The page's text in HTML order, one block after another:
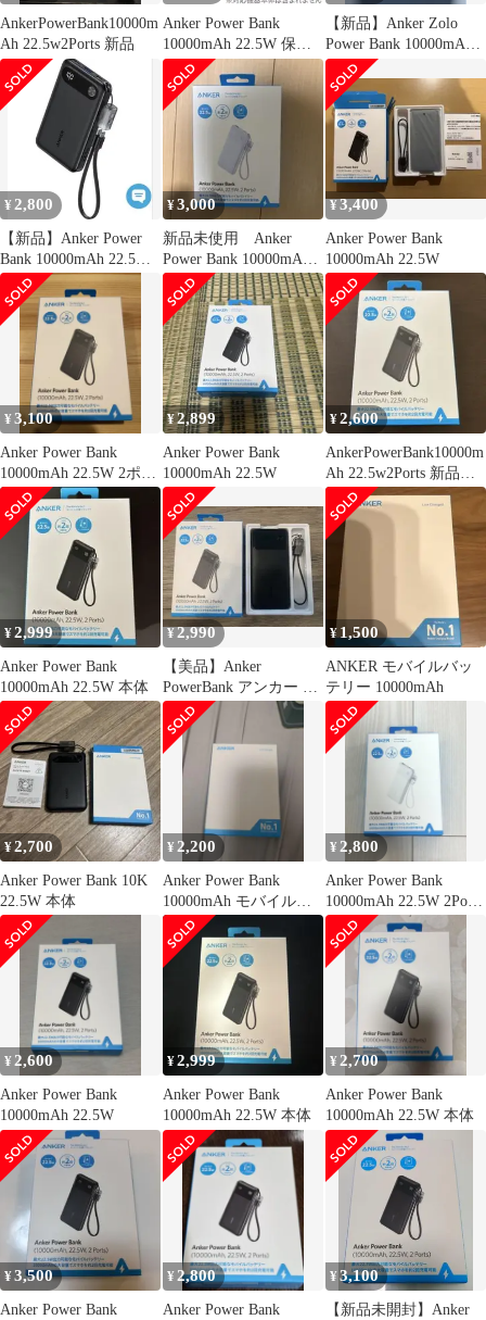
AnkerPowerBank10000m
Ah 22.5w2Ports 新品
Anker Power Bank
10000mAh 22.5W 保護
フィルム OverLay
FLEX 高光沢 for アン
カー パワー バンク 液
晶保護 曲面対応 衝撃吸
【新品】Anker Zolo
Power Bank 10000mAh
22.5W
¥ 2,800
【新品】Anker Power
Bank 10000mAh 22.5W
黒
¥3,000
新品未使用 Anker
Power Bank 10000mAh
22.5W
¥3,400
Anker Power Bank
10000mAh 22.5W
¥3,100
Anker Power Bank
10000mAh 22.5W 2ポー
ト
¥2,899
Anker Power Bank
10000mAh 22.5W
¥2,600
AnkerPowerBank10000m
Ah 22.5w2Ports 新品未
開封
¥2,999
Anker Power Bank
10000mAh 22.5W 本体
¥2,990
【美品】Anker
PowerBank アンカー パ
ワーバンク10000mAh
¥ 1,500
ANKER モバイルバッ
テリー 10000mAh
¥2,700
Anker Power Bank 10K
22.5W 本体
¥ 2,200
Anker Power Bank
10000mAh モバイルバ
ッテリー
¥ 2,800
Anker Power Bank
10000mAh 22.5W 2Ports
本体
¥2,600
Anker Power Bank
10000mAh 22.5W
¥2,999
Anker Power Bank
10000mAh 22.5W 本体
¥2,700
Anker Power Bank
10000mAh 22.5W 本体
¥3,500
Anker Power Bank
¥ 2,800
Anker Power Bank
¥3,100
【新品未開封】Anker